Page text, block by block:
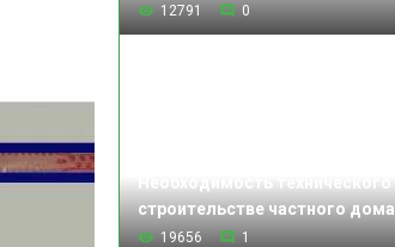
12791 0
строительстве частного дома
19656 1